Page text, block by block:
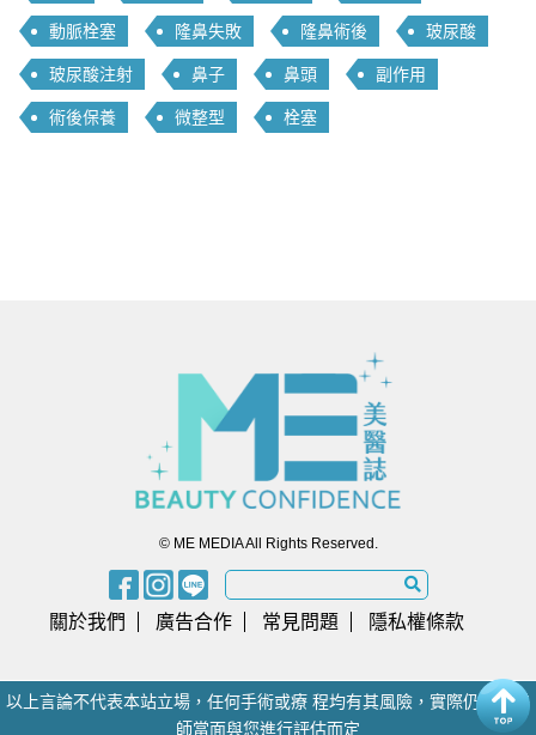
動脈栓塞 隆鼻失敗 隆鼻術後 玻尿酸
玻尿酸注射 鼻子 鼻頭 副作用
術後保養 微整型 栓塞
© ME MEDIA All Rights Reserved.
關於我們 廣告合作 常見問題 隱私權條款
以上言論不代表本站立場，任何手術或療 程均有其風險，實際仍須由醫
師當面與您進行評估而定